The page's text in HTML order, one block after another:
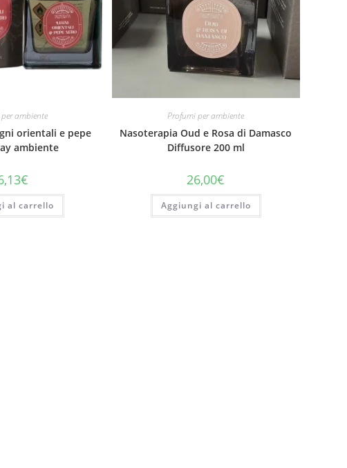
ambiente
orientali e pepe
ambiente
€
al carrello
Profumi per ambiente
Nasoterapia Oud e Rosa di Damasco
Diffusore 200 ml
26,00€
Aggiungi al carrello